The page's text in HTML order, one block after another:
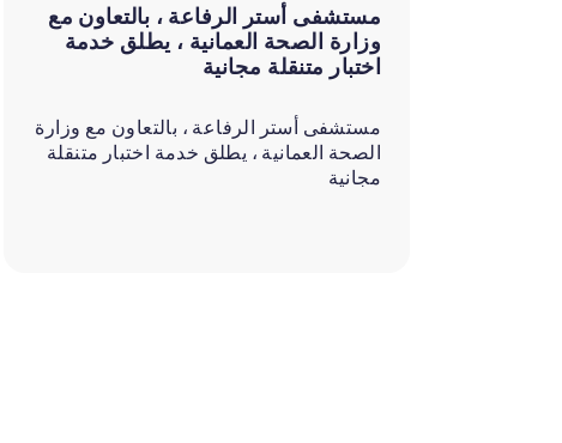
مستشفى أستر الرفاعة ، بالتعاون مع
وزارة الصحة العمانية ، يطلق خدمة
اختبار متنقلة مجانية
مستشفى أستر الرفاعة ، بالتعاون مع وزارة
الصحة العمانية ، يطلق خدمة اختبار متنقلة
مجانية